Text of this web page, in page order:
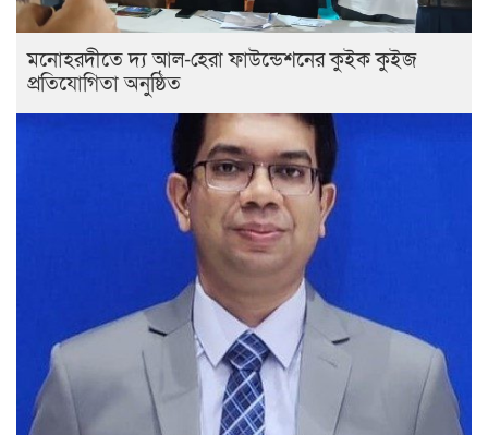
মনোহরদীতে দ্য আল-হেরা ফাউন্ডেশনের কুইক কুইজ
প্রতিযোগিতা অনুষ্ঠিত